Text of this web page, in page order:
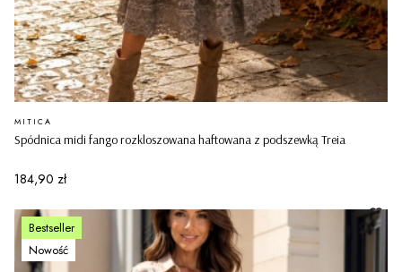
Spódnica midi fango rozkloszowana haftowana z podszewką Treia
PRODUCENT
MITICA
Cena
184,90 zł
Bestseller
Nowość